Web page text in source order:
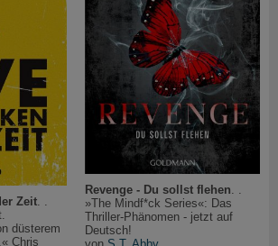
Zeit. .
düsterem
Chris
Revenge - Du sollst flehen
»The Mindf*ck Series«: Das
Thriller-Phänomen - jetzt auf
Deutsch!